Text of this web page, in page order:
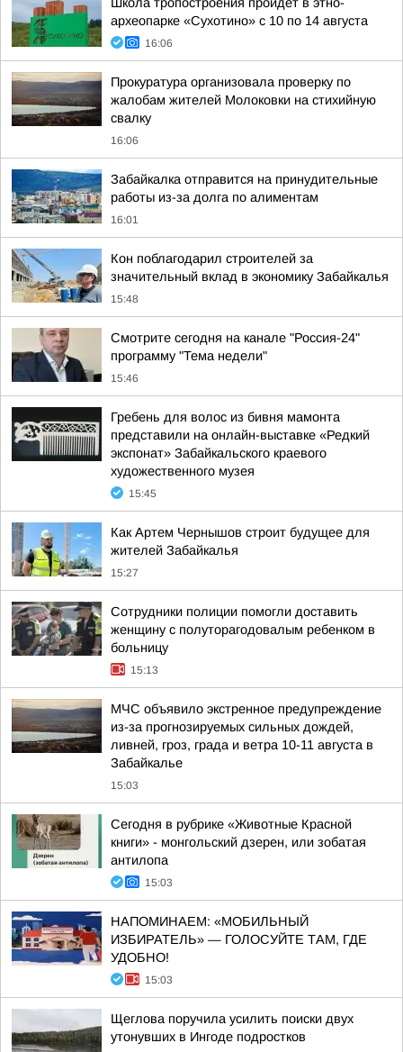
археопарке «Сухотино» с 10 по 14 августа
16:06
Прокуратура организовала проверку по
жалобам жителей Молоковки на стихийную
свалку
16:06
Забайкалка отправится на принудительные
работы из-за долга по алиментам
16:01
Кон поблагодарил строителей за
значительный вклад в экономику Забайкалья
15:48
Смотрите сегодня на канале "Россия-24"
программу "Тема недели"
15:46
Гребень для волос из бивня мамонта
представили на онлайн-выставке «Редкий
экспонат» Забайкальского краевого
художественного музея
15:45
Как Артем Чернышов строит будущее для
жителей Забайкалья
15:27
Сотрудники полиции помогли доставить
женщину с полуторагодовалым ребенком в
больницу
15:13
МЧС объявило экстренное предупреждение
из-за прогнозируемых сильных дождей,
ливней, гроз, града и ветра 10-11 августа в
Забайкалье
15:03
Сегодня в рубрике «Животные Красной
книги» - монгольский дзерен, или зобатая
антилопа
15:03
НАПОМИНАЕМ: «МОБИЛЬНЫЙ
ИЗБИРАТЕЛЬ» — ГОЛОСУЙТЕ ТАМ, ГДЕ
УДОБНО!
15:03
Щеглова поручила усилить поиски двух
утонувших в Ингоде подростков